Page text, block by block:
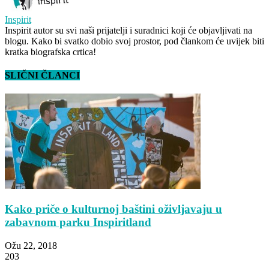
Inspirit
Inspirit autor su svi naši prijatelji i suradnici koji će objavljivati na
blogu. Kako bi svatko dobio svoj prostor, pod člankom će uvijek biti
kratka biografska crtica!
SLIČNI ČLANCI
Kako priče o kulturnoj baštini oživljavaju u
zabavnom parku Inspiritland
Ožu 22, 2018
203